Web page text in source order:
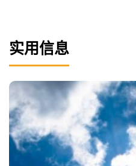
实用信息